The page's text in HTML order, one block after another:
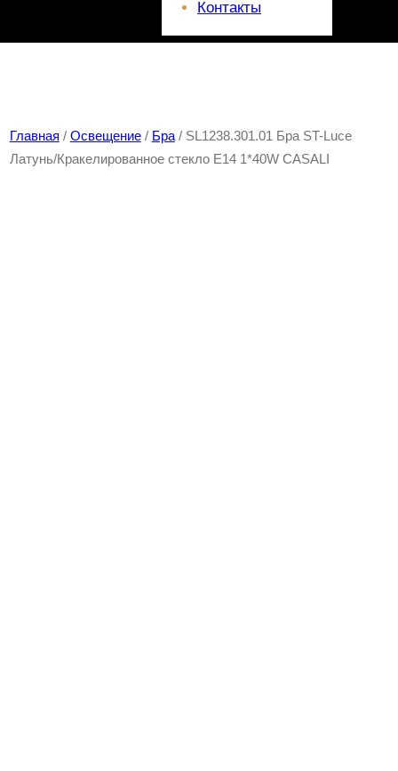
Контакты
Главная / Освещение/ Бра/ SL1238.301.01 Бра ST-Luce
Латунь/Кракелированное стекло E14 1*40W CASALI